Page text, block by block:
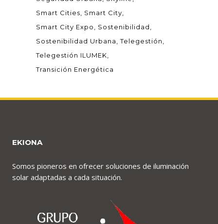
Smart Cities
Smart City
Smart City Expo
Sostenibilidad
Sostenibilidad Urbana
Telegestión
Telegestión ILUMEK
Transición Energética
EKIONA
Somos pioneros en ofrecer soluciones de iluminación
solar adaptadas a cada situación.